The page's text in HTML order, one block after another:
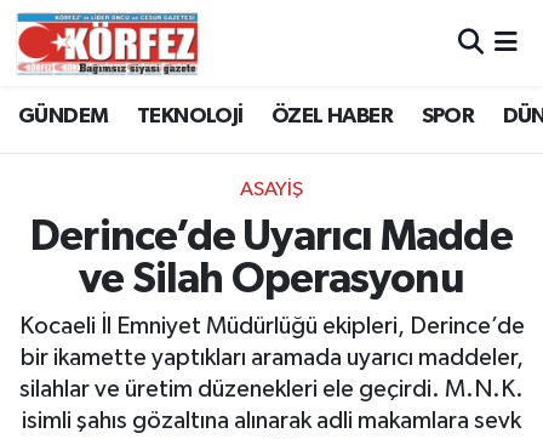
GÜNDEM TEKNOLOJİ ÖZEL HABER SPOR
ASAYİŞ
Derince’de Uyarıcı Madde
ve Silah Operasyonu
Kocaeli İl Emniyet Müdürlüğü ekipleri, Derince’de
bir ikamette yaptıkları aramada uyarıcı maddeler,
silahlar ve üretim düzenekleri ele geçirdi. M.N.K.
isimli şahıs gözaltına alınarak adli makamlara sevk
Trafik Durumu
Süper Lig Puan Durumu ve Fikstür
Tüm Manşetler
Son Dakika Haberleri
Haber Arşivi